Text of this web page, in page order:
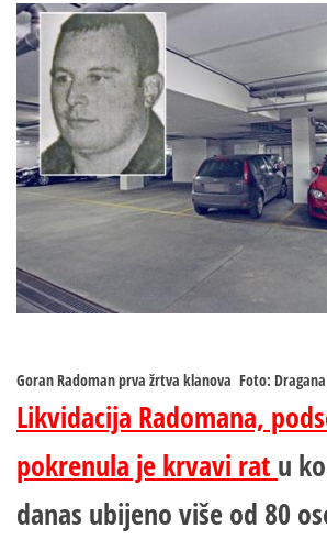
Goran Radoman prva žrtva klanova Foto:
Likvidacija Radomana,
pokrenula je krvavi rat u
danas ubijeno više od 80